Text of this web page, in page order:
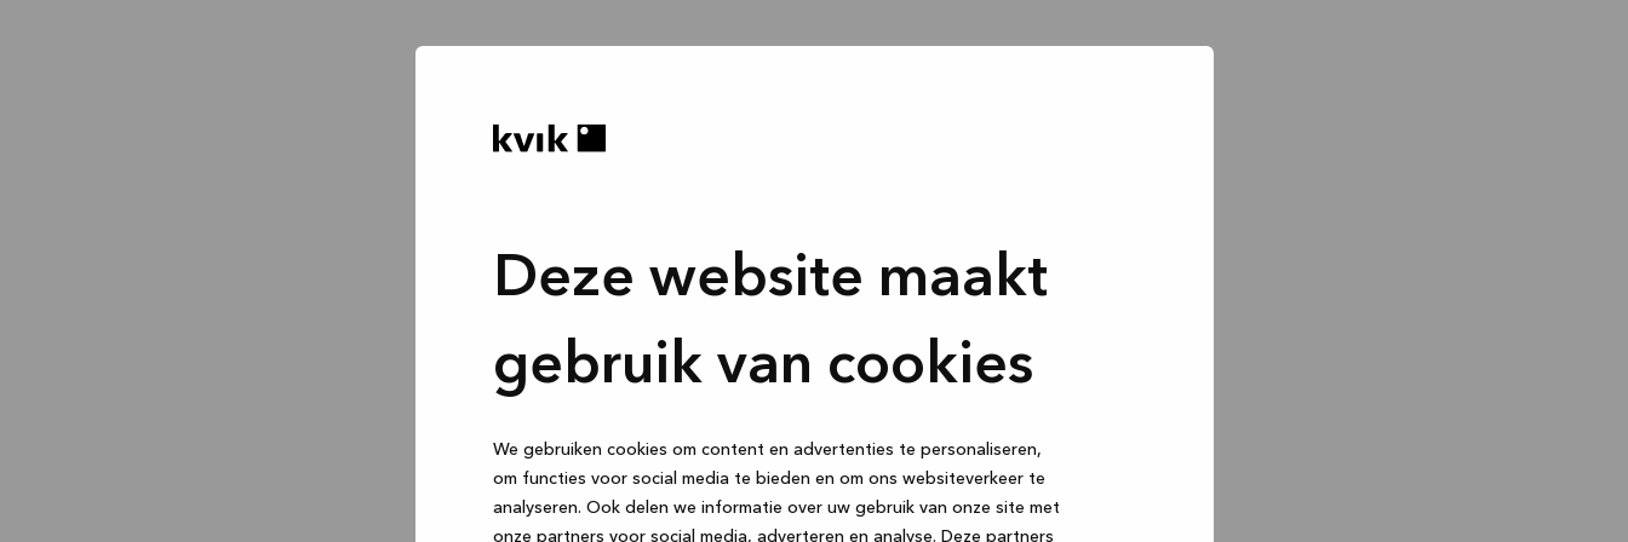
Deze website maakt
gebruik van cookies
We gebruiken cookies om content en advertenties te personaliseren,
om functies voor social media te bieden en om ons websiteverkeer te
analyseren. Ook delen we informatie over uw gebruik van onze site met
onze partners voor social media, adverteren en analyse. Deze partners